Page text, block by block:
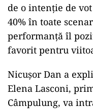
de o intenție de
40% în toate
performanță îl
favorit pentru
Nicușor Dan a
Elena Lasconi,
Câmpulung, va